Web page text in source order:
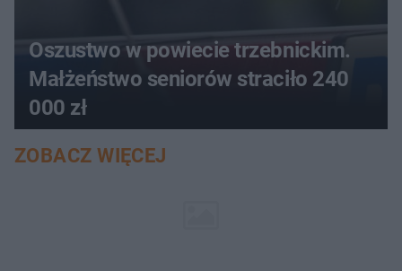
Oszustwo w powiecie trzebnickim.
Małżeństwo seniorów straciło 240
000 zł
ZOBACZ WIĘCEJ